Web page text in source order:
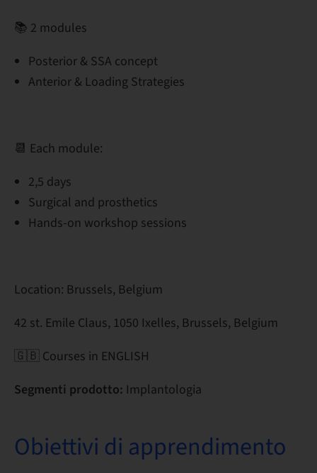
📚 2 modules
Posterior & SSA concept
Anterior & Loading Strategies
📆 Each module:
2,5 days
Surgical and prosthetics
Hands-on workshop sessions
Location: Brussels, Belgium
42 st. Emile Claus, 1050 Ixelles, Brussels, Belgium
🇬🇧 Courses in ENGLISH
Segmenti prodotto: Implantologia
Obiettivi di apprendimento